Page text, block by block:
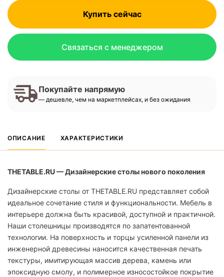
Купить сейчас
Связаться с менеджером
Покупайте напрямую
— дешевле, чем на маркетплейсах, и без ожидания
ОПИСАНИЕ ХАРАКТЕРИСТИКИ
THETABLE.RU — Дизайнерские столы нового поколения
Дизайнерские столы от THETABLE.RU представляет собой
идеальное сочетание стиля и функциональности. Мебель в
интерьере должна быть красивой, доступной и практичной.
Наши столешницы производятся по запатентованной
технологии. На поверхность и торцы усиленной панели из
инженерной древесины наносится качественная печать
текстуры, имитирующая массив дерева, камень или
эпоксидную смолу, и полимерное износостойкое покрытие